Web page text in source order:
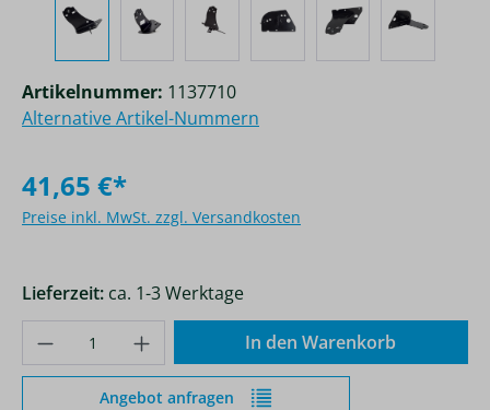
41,65 €*
Preise inkl. MwSt. zzgl. Versandkosten
Lieferzeit: ca. 1-3 Werktage
Artikelnummer: 1137710
Alternative Artikel-Nummern
Produkt Anzahl: Gib den gewünschten
In den Warenkorb
Angebot anfragen